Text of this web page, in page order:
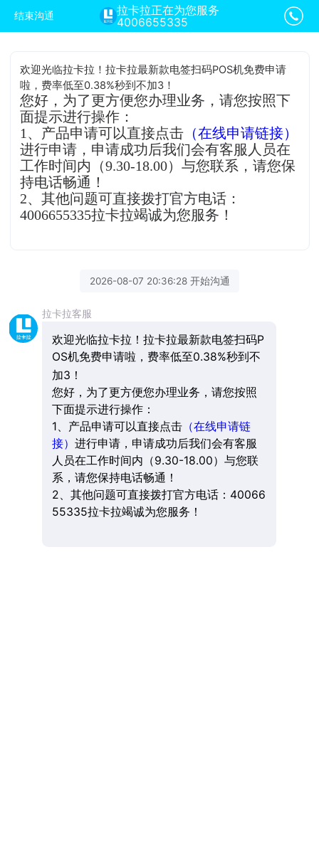
结束沟通
拉卡拉正在为您服务
4006655335
欢迎光临拉卡拉！拉卡拉最新款电签扫码POS机免费申请
啦，费率低至0.38%秒到不加3！
您好，为了更方便您办理业务，请您按照下
面提示进行操作：
1、产品申请可以直接点击 （在线申请链接）
进行申请，申请成功后我们会有客服人员在
工作时间内（9.30-18.00）与您联系，请您保
持电话畅通！
2、其他问题可直接拨打官方电话：
4006655335拉卡拉竭诚为您服务！
2026-08-07 20:36:28 开始沟通
拉卡拉客服
欢迎光临拉卡拉！拉卡拉最新款电签扫码P
OS机免费申请啦，费率低至0.38%秒到不
加3！
您好，为了更方便您办理业务，请您按照
下面提示进行操作：
1、产品申请可以直接点击（在线申请链
接） 进行申请，申请成功后我们会有客服
人员在工作时间内（9.30-18.00）与您联
系，请您保持电话畅通！
2、其他问题可直接拨打官方电话：40066
55335拉卡拉竭诚为您服务！